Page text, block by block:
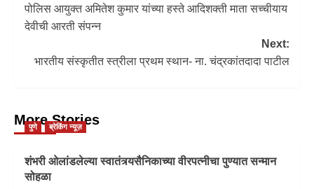
पोलिस आयुक्त अमितेश कुमार यांच्या हस्ते आदिशक्ती माता सच्चीयाय
देवीची आरती संपन्न
Next:
भारतीय संस्कृतीत स्त्रीला प्रथम स्थान- ना. चंद्रकांतदादा पाटील
More Stories
पुणे ब्रेकिंग न्यूज़
शंभरी ओलांडलेल्या स्वातंत्र्यसैनिकाच्या वीरपत्नीचा पुण्यात सन्मान
सोहळा